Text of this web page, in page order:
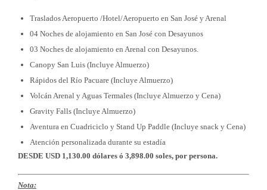
Traslados Aeropuerto /Hotel/Aeropuerto en San José y Arenal
04 Noches de alojamiento en San José con Desayunos
03 Noches de alojamiento en Arenal con Desayunos.
Canopy San Luis (Incluye Almuerzo)
Rápidos del Río Pacuare (Incluye Almuerzo)
Volcán Arenal y Aguas Termales (Incluye Almuerzo y Cena)
Gravity Falls (Incluye Almuerzo)
Aventura en Cuadriciclo y Stand Up Paddle (Incluye snack y Cena)
Atención personalizada durante su estadía
DESDE USD 1,130.00 dólares ó 3,898.00 soles, por persona.
Nota: